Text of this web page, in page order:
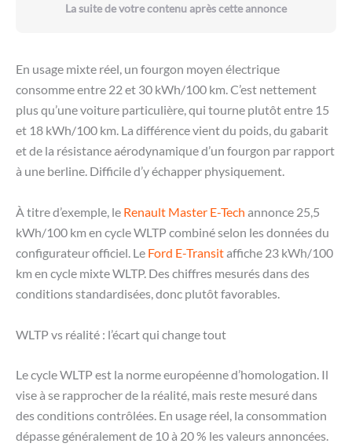
La suite de votre contenu après cette annonce
En usage mixte réel, un fourgon moyen électrique
consomme entre 22 et 30 kWh/100 km. C’est nettement
plus qu’une voiture particulière, qui tourne plutôt entre 15
et 18 kWh/100 km. La différence vient du poids, du gabarit
et de la résistance aérodynamique d’un fourgon par rapport
à une berline. Difficile d’y échapper physiquement.
À titre d’exemple, le Renault Master E-Tech annonce 25,5
kWh/100 km en cycle WLTP combiné selon les données du
configurateur officiel. Le Ford E-Transitaffiche 23 kWh/100
km en cycle mixte WLTP. Des chiffres mesurés dans des
conditions standardisées, donc plutôt favorables.
WLTP vs réalité : l’écart qui change tout
Le cycle WLTP est la norme européenne d’homologation. Il
vise à se rapprocher de la réalité, mais reste mesuré dans
des conditions contrôlées. En usage réel, la consommation
dépasse généralement de 10 à 20 % les valeurs annoncées.